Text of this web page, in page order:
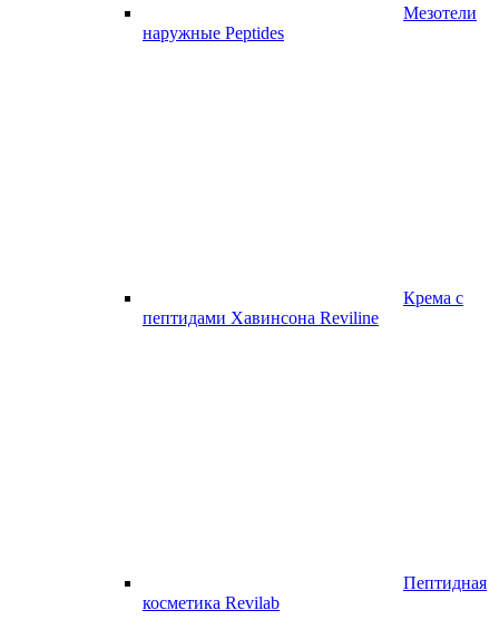
Мезотели
наружные Peptides
Крема с
пептидами Хавинсона Reviline
Пептидная
косметика Revilab